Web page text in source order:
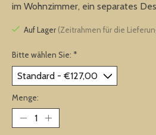
im Wohnzimmer, ein separates
Auf Lager (Zeitrahmen für die
Bitte wählen Sie: *
Menge: